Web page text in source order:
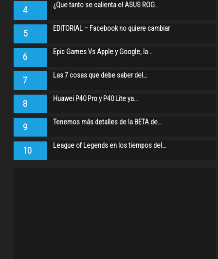
4 ¿Que tanto se calienta el ASUS ROG…
5 EDITORIAL – Facebook no quiere cambiar
6 Epic Games Vs Apple y Google, la…
7 Las 7 cosas que debe saber del…
8 Huawei P40 Pro y P40 Lite ya…
9 Tenemos más detalles de la BETA de…
10 League of Legends en los tiempos del…